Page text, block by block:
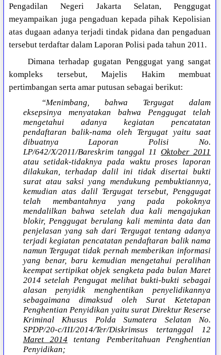
Pengadilan Negeri Jakarta Selatan, Penggugat
meyampaikan juga pengaduan kepada pihak Kepolisian
atas dugaan adanya terjadi tindak pidana dan pengaduan
tersebut terdaftar dalam Laporan Polisi pada tahun 2011.
Dimana terhadap gugatan Penggugat yang sangat
kompleks tersebut, Majelis Hakim membuat
pertimbangan serta amar putusan sebagai berikut:
“Menimbang, bahwa Tergugat dalam
eksepsinya menyatakan bahwa Penggugat telah
mengetahui adanya kegiatan pencatatan
pendaftaran balik-nama oleh Tergugat yaitu saat
dibuatnya Laporan Polisi No.
LP/642/X/2011/Bareskrim tanggal 11 Oktober 2011
atau setidak-tidaknya pada waktu proses laporan
dilakukan, terhadap dalil ini tidak disertai bukti
surat atau saksi yang mendukung pembuktiannya,
kemudian atas dalil Tergugat tersebut, Penggugat
telah membantahnya yang pada pokoknya
mendalilkan bahwa setelah dua kali mengajukan
blokir, Penggugat berulang kali meminta data dan
penjelasan yang sah dari Tergugat tentang adanya
terjadi kegiatan pencatatan pendaftaran balik nama
namun Tergugat tidak pernah memberikan informasi
yang benar, baru kemudian mengetahui peralihan
keempat sertipikat objek sengketa pada bulan Maret
2014 setelah Pengugat melihat bukti-bukti sebagai
alasan penyidik menghentikan penyelidikannya
sebagaimana dimaksud oleh Surat Ketetapan
Penghentian Penyidikan yaitu surat Direktur Reserse
Kriminal Khusus Polda Sumatera Selatan No.
SPDP/20-c/III/2014/Ter/Diskrimsus tertanggal 12
Maret 2014 tentang Pemberitahuan Penghentian
Penyidikan;